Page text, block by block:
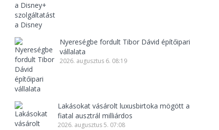
Nyereségbe fordult Tibor Dávid építőipari
vállalata
2026. augusztus 6. 08:19
Lakásokat vásárolt luxusbirtoka mögött a
fiatal ausztrál milliárdos
2026. augusztus 5. 07:08